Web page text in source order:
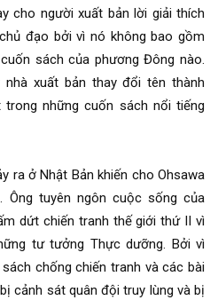
cho người xuất bản lời giải thích
đạo bởi vì nó không bao gồm
sách của phương Đông nào.
nhà xuất bản thay đổi tên thành
những cuốn sách nổi tiếng
ra ở Nhật Bản khiến cho Ohsawa
Ông tuyên ngôn cuộc sống của
dứt chiến tranh thế giới thứ II vì
tư tưởng Thực dưỡng. Bởi vì
chống chiến tranh và các bài
cảnh sát quân đội truy lùng và bị